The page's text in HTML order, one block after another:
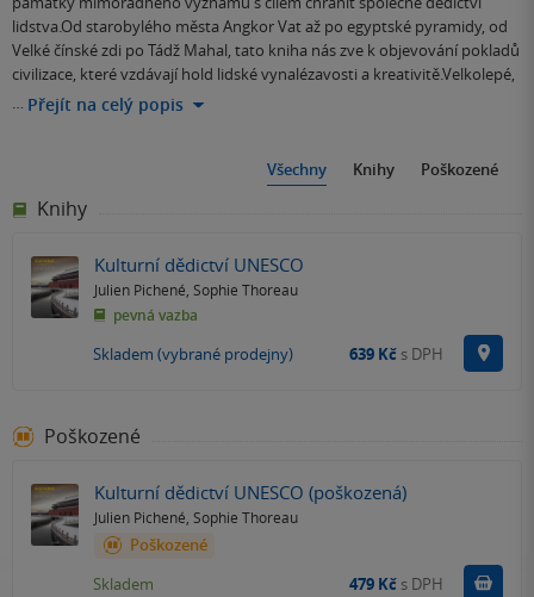
lidstva.Od starobylého města Angkor Vat až po egyptské pyramidy, od
Velké čínské zdi po Tádž Mahal, tato kniha nás zve k objevování pokladů
civilizace, které vzdávají hold lidské vynalézavosti a kreativitě.Velkolepé,
… Přejít na celý popis
Všechny Knihy Poškozené
Knihy
Kulturní dědictví UNESCO
Julien Pichené Sophie Thoreau
pevná vazba
Skladem (vybrané prodejny) 639 Kč s DPH
Poškozené
Kulturní dědictví UNESCO (poškozená)
Julien Pichené Sophie Thoreau
Poškozené
Skladem 479 Kč s DPH